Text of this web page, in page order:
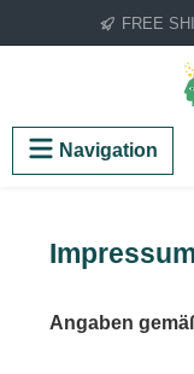
Skip to main content
FREE
Navigation
Impressum
Angaben